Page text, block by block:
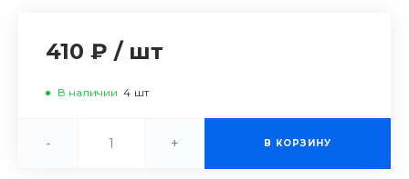
410 ₽ / шт
В наличии 4 шт
- + В КОРЗИНУ